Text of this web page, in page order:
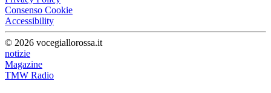
Consenso Cookie
Accessibility
© 2026 vocegiallorossa.it
notizie
Magazine
TMW Radio